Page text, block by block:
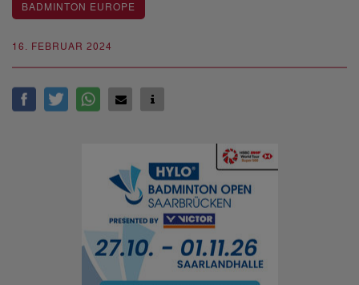
16. FEBRUAR 2024
BADMINTON EUROPE